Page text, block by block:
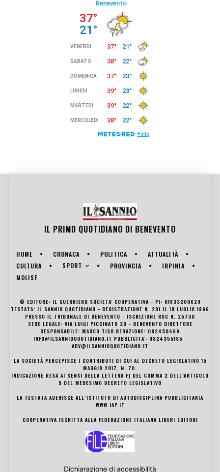
IL PRIMO QUOTIDIANO DI BENEVENTO
HOME CRONACA POLITICA
ATTUALITÀ
CULTURA
SPORT PROVINCIA
IRPINIA
MOLISE
© EDITORE: IL GUERRIERO SOCIETA' COOPERATIVA - PI: 01633200629
TESTATA: IL SANNIO QUOTIDIANO - REGISTRAZIONE N. 201 IL 18 LUGLIO 1996
PRESSO IL TRIBUNALE DI BENEVENTO - ISCRIZIONE ROC N. 25730
SEDE LEGALE: VIA LUIGI PICCINATO 20 - BENEVENTO DIRETTORE
RESPONSABILE: MARCO TISO REDAZIONE: 082450469
INFO@ILSANNIOQUOTIDIANO.IT PUBBLICITA': 0824355185 -
ADV@ILSANNIOQUOTIDIANO.IT
LA SOCIETÀ PERCEPISCE I CONTRIBUTI DI CUI AL DECRETO LEGISLATIVO 15
MAGGIO 2017, N. 70.
INDICAZIONE RESA AI SENSI DELLA LETTERA F) DEL COMMA 2 DELL’ARTICOLO
5 DEL MEDESIMO DECRETO LEGISLATIVO
LA TESTATA ADERISCE ALL’ISTITUTO DI AUTODISCIPLINA PUBBLICITARIA
WWW.IAP.IT
COOPERATIVA ISCRITTA ALLA FEDERAZIONE ITALIANA LIBERI EDITORI
Dichiarazione di accessibilità